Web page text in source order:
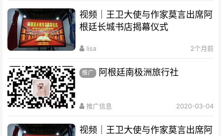
视频｜王卫大使与作家莫言出席阿
根廷长城书店揭幕仪式
lisa 2个月前
推广 阿根廷南极洲旅行社
推广信息 2020-03-04
视频｜王卫大使与作家莫言出席阿